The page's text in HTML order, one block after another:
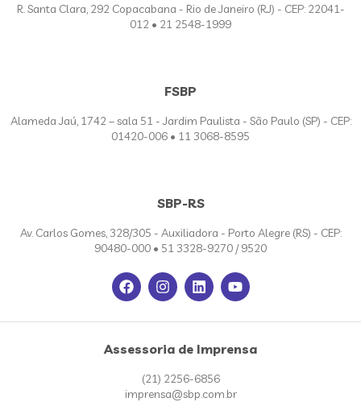
R. Santa Clara, 292 Copacabana - Rio de Janeiro (RJ) - CEP: 22041-
012 • 21 2548-1999
FSBP
Alameda Jaú, 1742 – sala 51 - Jardim Paulista - São Paulo (SP) - CEP:
01420-006 • 11 3068-8595
SBP-RS
Av. Carlos Gomes, 328/305 - Auxiliadora - Porto Alegre (RS) - CEP:
90480-000 • 51 3328-9270 / 9520
Assessoria de Imprensa
(21) 2256-6856
imprensa@sbp.com.br